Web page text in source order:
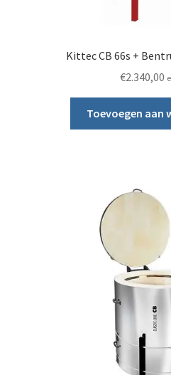
Kittec CB 66s +
€2.340,00
Toevoegen aan